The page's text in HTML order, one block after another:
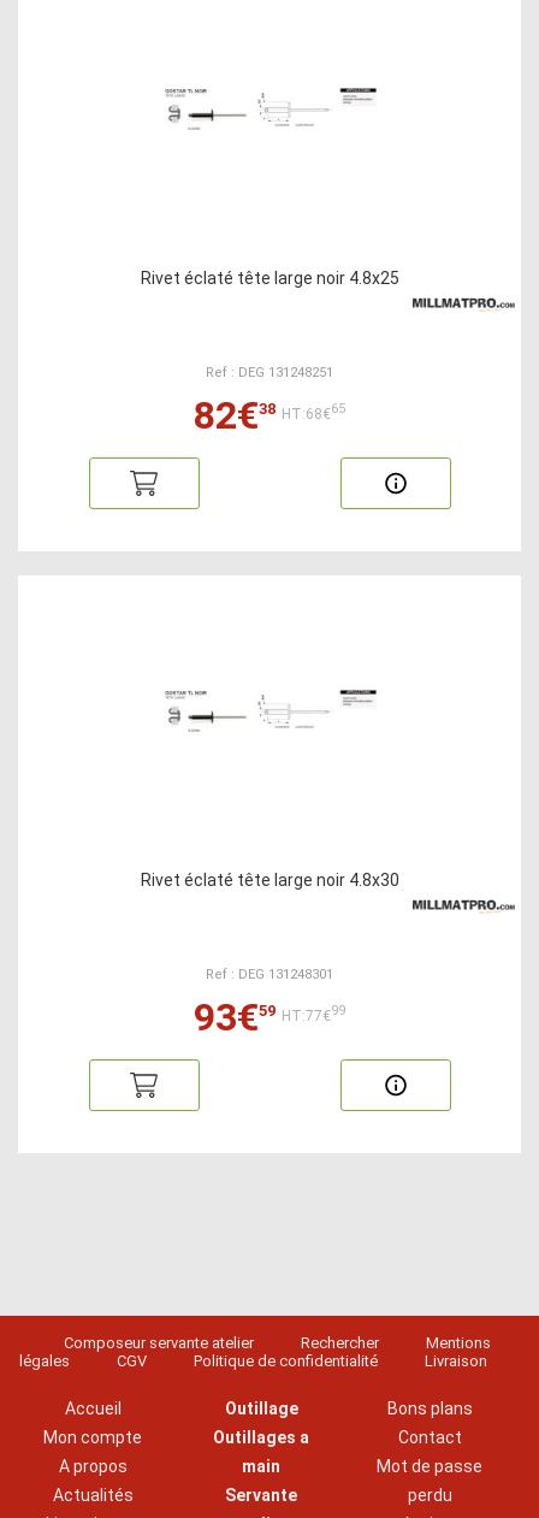
Rivet éclaté tête large noir 4.8x25
Ref : DEG 131248251
82€38 HT:68€65
Rivet éclaté tête large noir 4.8x30
Ref : DEG 131248301
93€59 HT:77€99
Composeur servante atelier Rechercher
Mentions
légales
CGV Politique de confidentialité Livraison
Accueil
Mon compte
A propos
Actualités
Outillage
Outillages a
main
Servante
Bons plans
Contact
Mot de passe
perdu